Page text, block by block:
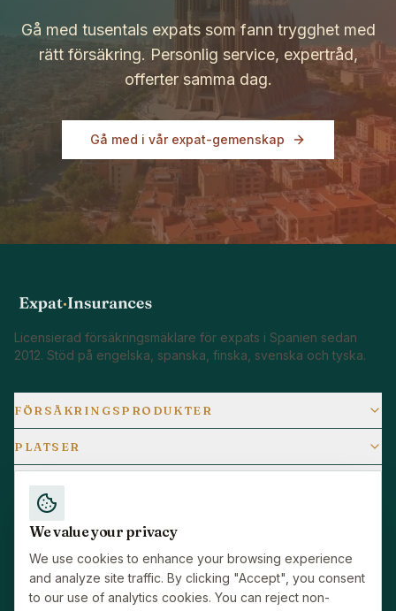
Gå med tusentals expats som fann trygghet med
rätt försäkring. Personlig service, expertråd,
offerter samma dag.
Gå med i vår expat-gemenskap
Licensierad försäkringsmäklare för expats i Spanien sedan
2012. Stöd på engelska, spanska, finska, svenska och tyska.
FÖRSÄKRINGSPRODUKTER
PLATSER
POPULÄRA GUIDER
FÖRETAG
RESURSER
We value your privacy
We use cookies to enhance your browsing experience
and analyze site traffic. By clicking "Accept", you consent
to our use of analytics cookies. You can reject non-